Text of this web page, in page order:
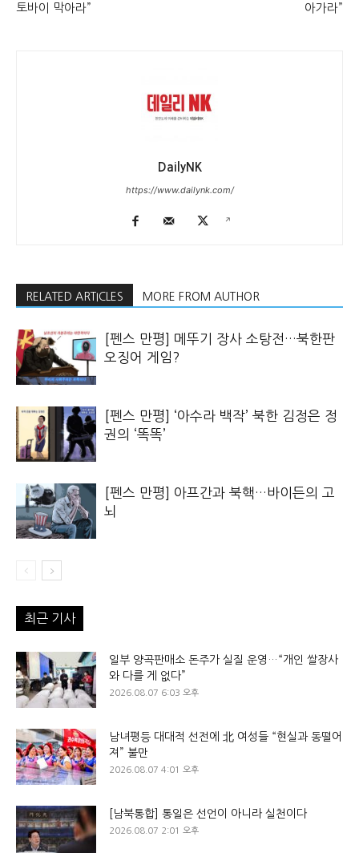
토바이 막아라” 아가라”
DailyNK
https://www.dailynk.com/
RELATED ARTICLES MORE FROM AUTHOR
[펜스 만평] 메뚜기 장사 소탕전…북한판
오징어 게임?
[펜스 만평] ‘아수라 백작’ 북한 김정은 정
권의 ‘똑똑’
[펜스 만평] 아프간과 북핵…바이든의 고
뇌
최근 기사
일부 양곡판매소 돈주가 실질 운영…“개인 쌀장사
와 다를 게 없다”
2026.08.07 6:03 오후
남녀평등 대대적 선전에 北 여성들 “현실과 동떨어
져” 불만
2026.08.07 4:01 오후
[남북통합] 통일은 선언이 아니라 실천이다
2026.08.07 2:01 오후